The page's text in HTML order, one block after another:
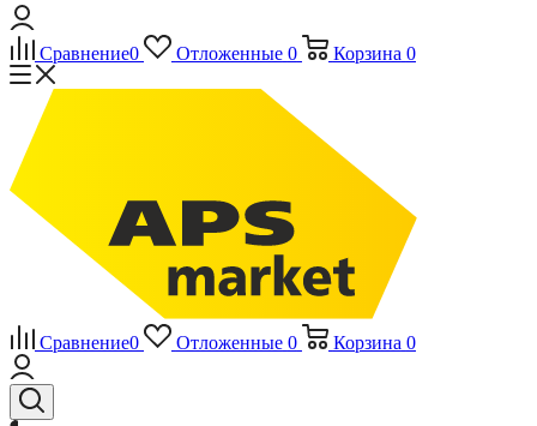
Сравнение0 Отложенные 0 Корзина 0
Сравнение0 Отложенные 0 Корзина 0